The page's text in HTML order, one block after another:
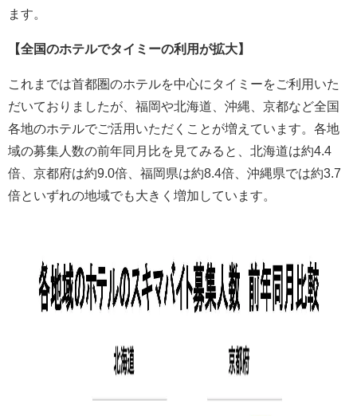
ます。
【全国のホテルでタイミーの利用が拡大】
これまでは首都圏のホテルを中心にタイミーをご利用いた
だいておりましたが、福岡や北海道、沖縄、京都など全国
各地のホテルでご活用いただくことが増えています。各地
域の募集人数の前年同月比を見てみると、北海道は約4.4
倍、京都府は約9.0倍、福岡県は約8.4倍、沖縄県では約3.7
倍といずれの地域でも大きく増加しています。